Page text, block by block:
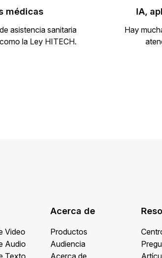
médicas
asistencia sanitaria
la Ley HITECH.
IA,
Hay
Video
Audio
Acerca de
Productos
Audiencia